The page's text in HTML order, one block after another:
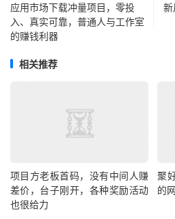
应用市场下载冲量项目，零投
入、真实可靠，普通人与工作室
的赚钱利器
相关推荐
项目方老板首码，没有中间人赚
差价，台子刚开，各种奖励活动
也很给力
聚
的